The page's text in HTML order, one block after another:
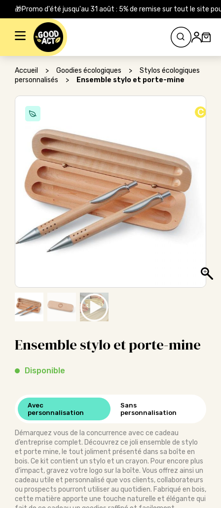
🎁Promo d'été jusqu'au 31 août : 5% de remise sur tout le site
Rechercher :
Accueil > Goodies écologiques >
Stylos écologiques
personnalisés
> Ensemble stylo et porte-mine
C
Ensemble stylo et porte-mine
Disponible
Avec
personnalisation
Sans
personnalisation
Démarquez vous de la concurrence avec ce cadeau
d’entreprise complet. Découvrez ce joli ensemble de stylo
et porte mine, le tout joliment présenté dans sa boîte en
bois. Ce kit contient un stylo et un crayon. Pour encore plus
d’impact, gravez votre logo sur la boîte. Vous offrez ainsi un
cadeau utile et personnalisé que vos clients, collaborateurs
ou prospects pourront utiliser au quotidien. Fabriqué en bois,
cette matière apporte une touche naturelle et élégante qui